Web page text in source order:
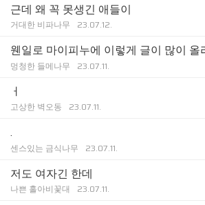
근데 왜 꼭 못생긴 애들이
거대한 비파나무 23.07.12.
웬일로 마이피누에 이렇게 글이 많이 올
멍청한 들메나무 23.07.11.
ㅓ
고상한 벽오동 23.07.11.
.
센스있는 금식나무 23.07.11.
저도 여자긴 한데
나쁜 홀아비꽃대 23.07.11.